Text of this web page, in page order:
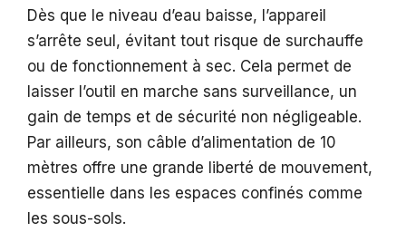
Dès que le niveau d’eau baisse, l’appareil
s’arrête seul, évitant tout risque de surchauffe
ou de fonctionnement à sec. Cela permet de
laisser l’outil en marche sans surveillance, un
gain de temps et de sécurité non négligeable.
Par ailleurs, son câble d’alimentation de 10
mètres offre une grande liberté de mouvement,
essentielle dans les espaces confinés comme
les sous-sols.